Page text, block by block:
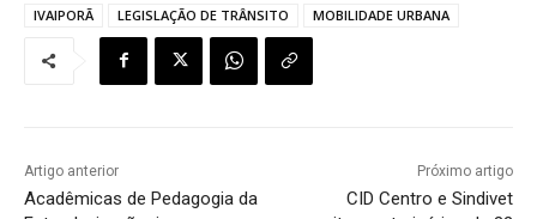
IVAIPORÃ
LEGISLAÇÃO DE TRÂNSITO MOBILIDADE URBANA
Artigo anterior
Acadêmicas de Pedagogia da
Próximo artigo
CID Centro e Sindivet